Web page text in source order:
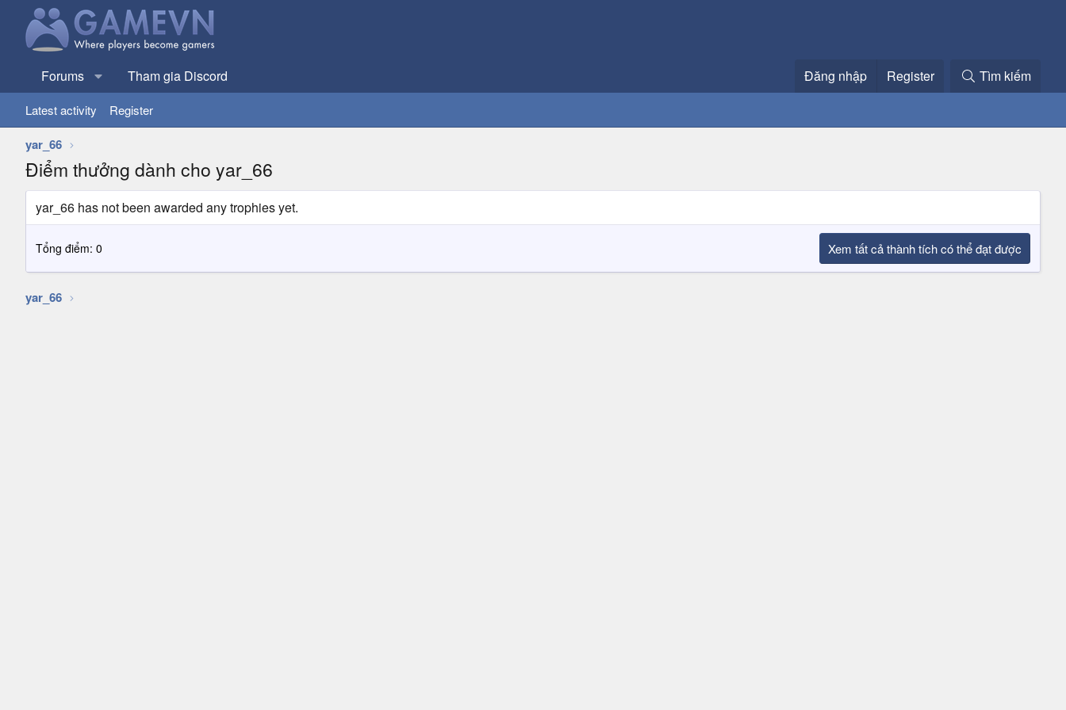
Forums Tham gia Discord Đăng nhập Register Tìm kiếm
Latest activity Register
yar_66
Điểm thưởng dành cho yar_66
yar_66 has not been awarded any trophies yet.
Tổng điểm: 0 Xem tất cả thành tích có thể đạt được
yar_66